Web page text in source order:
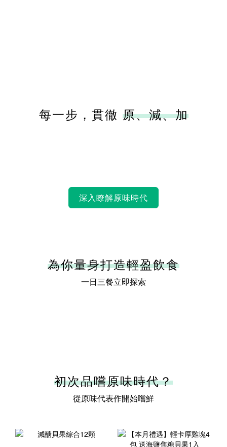
每一步，貫徹 原、減、加
為你量身打造輕盈飲食
一日三餐立即探索
初次品嚐原味時代？
從原味代表作開始嚐鮮